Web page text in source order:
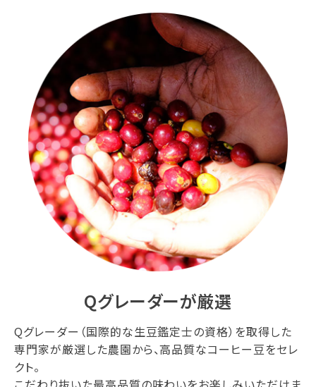
Qグレーダーが厳選
Qグレーダー（国際的な生豆鑑定士の資格）を取得した
専門家が厳選した農園から、高品質なコーヒー豆をセレ
クト。